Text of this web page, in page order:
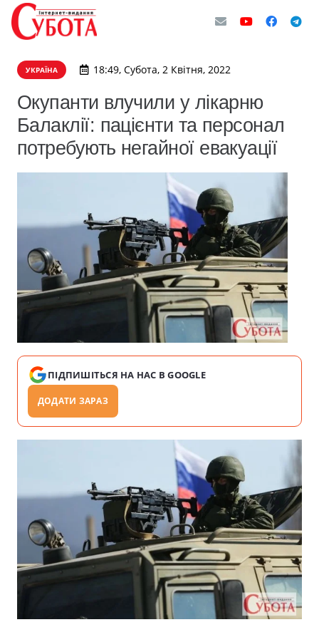
УКРАЇНА 18:49, Субота, 2 Квітня, 2022
Окупанти влучили у лікарню
Балаклії: пацієнти та персонал
потребують негайної евакуації
ПІДПИШІТЬСЯ НА НАС В GOOGLE
ДОДАТИ ЗАРАЗ